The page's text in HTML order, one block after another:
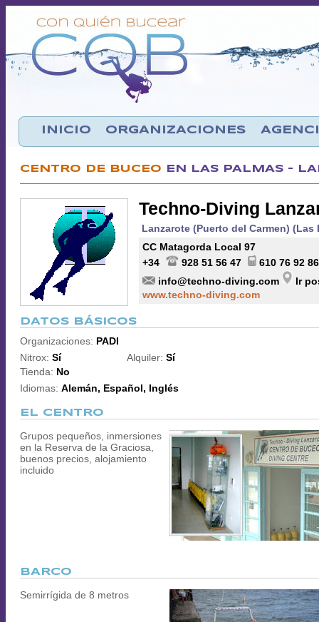
INICIO ORGANIZACIONES
CENTRO DE BUCEO EN LAS PALMAS -
Techno-Diving
Lanzarote (Puerto del Carmen) (Las
CC Matagorda Local 97
+34
928 51 56 47
610 76 92 86
info@techno-diving.com
Ir
www.techno-diving.com
DATOS BÁSICOS
Organizaciones: PADI
Nitrox: Sí
Tienda: No
Alquiler: Sí
Idiomas: Alemán, Español, Inglés
EL CENTRO
Grupos pequeños, inmersiones
en la Reserva de la Graciosa,
buenos precios, alojamiento
incluido
BARCO
Semirrígida de 8 metros